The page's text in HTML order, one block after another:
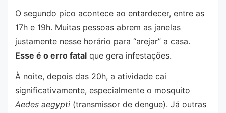
O segundo pico acontece ao entardecer, entre as
17h e 19h. Muitas pessoas abrem as janelas
justamente nesse horário para “arejar” a casa.
Esse é o erro fatal que gera infestações.
À noite, depois das 20h, a atividade cai
significativamente, especialmente o mosquito
Aedes aegypti (transmissor de dengue). Já outras